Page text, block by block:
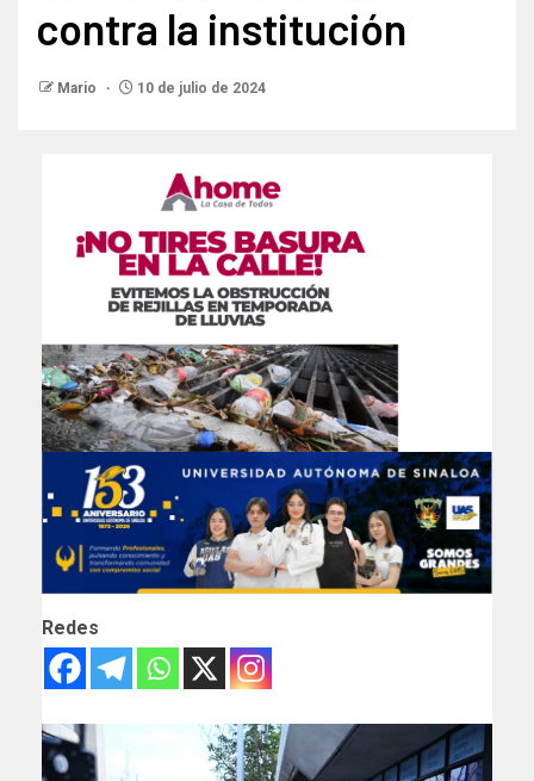
contra la institución
Mario 10 de julio de 2024
Redes